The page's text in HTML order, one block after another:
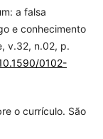
a falsa
e conhecimento
v.32, n.02, p.
0102-
o currículo. São